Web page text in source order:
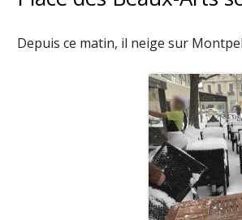
Depuis ce matin, il neige sur